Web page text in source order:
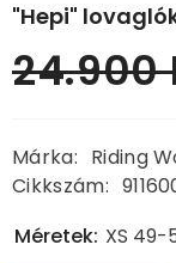
"Hepi"
Normál
ár
24.900
Márka: Riding
Cikkszám:
Méretek: XS 49-